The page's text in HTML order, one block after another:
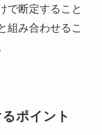
で断定すること
組み合わせるこ
ポイント